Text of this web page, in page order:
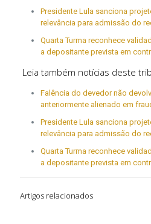
Presidente Lula sanciona
relevância para admissão do
Quarta Turma reconhece
a depositante prevista em
Leia também notícias deste
Falência do devedor não
anteriormente alienado em
Presidente Lula sanciona
relevância para admissão do
Quarta Turma reconhece
a depositante prevista em
Artigos relacionados